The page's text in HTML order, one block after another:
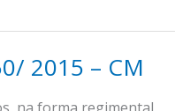
2015 – CM
na forma regimental,